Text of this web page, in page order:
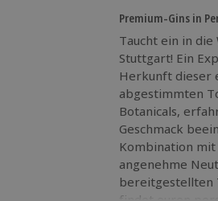
Premium-Gins in
Taucht ein in die
Stuttgart! Ein
Herkunft dieser
abgestimmten
Botanicals,
Geschmack
Kombination mit
angenehme
bereitgestellten